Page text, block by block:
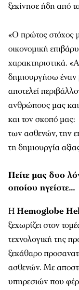
ξεκίνησε ήδη από
«Ο πρώτος στόχος
οικονομική
χαρακτηριστικά.
δημιουργήσω έναν
αποτελεί
ανθρώπους μας
και τον σκοπό μας:
των ασθενών, την
τη δημιουργία
Πείτε μας δυο
οποίου ηγείστε…
ΗHemoglobe
ξεχωρίζει στον
τεχνολογική της
ξεκάθαρο
ασθενών. Με
υπηρεσιών που